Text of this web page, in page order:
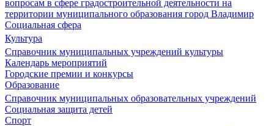
вопросам в сфере градостроительной деятельности на
территории муниципального образования город Владимир
Социальная сфера
Культура
Справочник муниципальных учреждений культуры
Календарь мероприятий
Городские премии и конкурсы
Образование
Справочник муниципальных образовательных учреждений
Социальная защита детей
Спорт